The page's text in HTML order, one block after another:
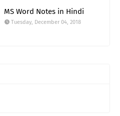
MS Word Notes in Hindi
Tuesday, December 04, 2018